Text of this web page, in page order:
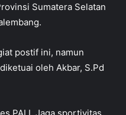
Sumatera Selatan
postif ini, namun
oleh Akbar, S.Pd